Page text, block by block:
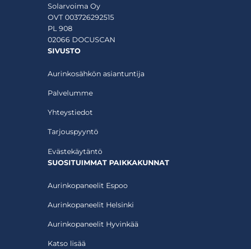
Solarvoima Oy
OVT 003726292515
PL 908
02066 DOCUSCAN
SIVUSTO
Aurinkosähkön asiantuntija
Palvelumme
Yhteystiedot
Tarjouspyyntö
Evästekäytäntö
SUOSITUIMMAT PAIKKAKUNNAT
Aurinkopaneelit Espoo
Aurinkopaneelit Helsinki
Aurinkopaneelit Hyvinkää
Katso lisää